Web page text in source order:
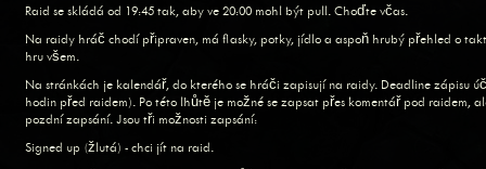
Raid se skládá od 19:45 tak, aby ve 20:00 mohl být pull. Choďte včas.
Na raidy hráč chodí připraven, má flasky, potky, jídlo a aspoň hrubý přehled o
hru všem.
Na stránkách je kalendář, do kterého se hráči zapisují na raidy. Deadline zápisu
hodin před raidem). Po této lhůtě je možné se zapsat přes komentář pod raidem,
pozdní zapsání. Jsou tři možnosti zapsání:
Signed up (žlutá) - chci jít na raid.